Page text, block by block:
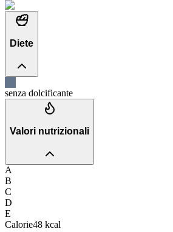
Diete
senza dolcificante
Valori nutrizionali
A
B
C
D
E
Calorie48 kcal